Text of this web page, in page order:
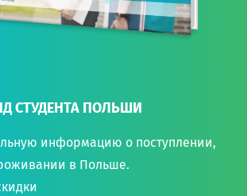
СТУДЕНТА ПОЛЬШИ
информацию о поступлении,
в Польше.